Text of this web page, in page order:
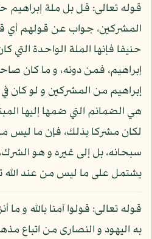
قوله تعالى: قل بل ملة إبراهيم
المشركين، جواب عن قولهم أي
حنيفا فإنها الملة الواحدة التي
إبراهيم، فمن دونه، و ما كان
إبراهيم من المشركين و لو كان
هي الضمائم التي ضمها إليها
لكان مشركا بذلك، فإن ما ليس من
سبحانه، بل إلى غيره و هو
يشتمل على ما ليس من عند الله
قوله تعالى: قولوا آمنا بالله و ما
به اليهود و النصارى من اتباع